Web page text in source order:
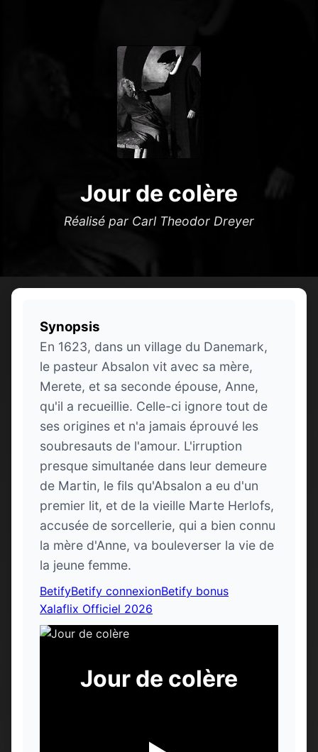
Jour de colère
Réalisé par Carl Theodor Dreyer
Synopsis
En 1623, dans un village du Danemark,
le pasteur Absalon vit avec sa mère,
Merete, et sa seconde épouse, Anne,
qu'il a recueillie. Celle-ci ignore tout de
ses origines et n'a jamais éprouvé les
soubresauts de l'amour. L'irruption
presque simultanée dans leur demeure
de Martin, le fils qu'Absalon a eu d'un
premier lit, et de la vieille Marte Herlofs,
accusée de sorcellerie, qui a bien connu
la mère d'Anne, va bouleverser la vie de
la jeune femme.
BetifyBetify connexionBetify bonus
Xalaflix Officiel 2026
Jour de colère